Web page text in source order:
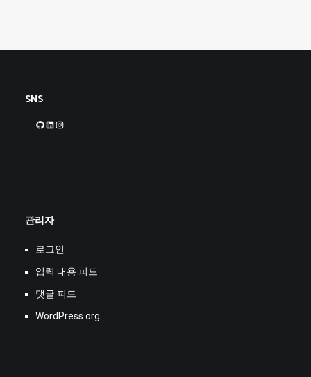
SNS
GitHubLinkedIn
관리자
로그인
입력 내용 피드
댓글 피드
WordPress.org